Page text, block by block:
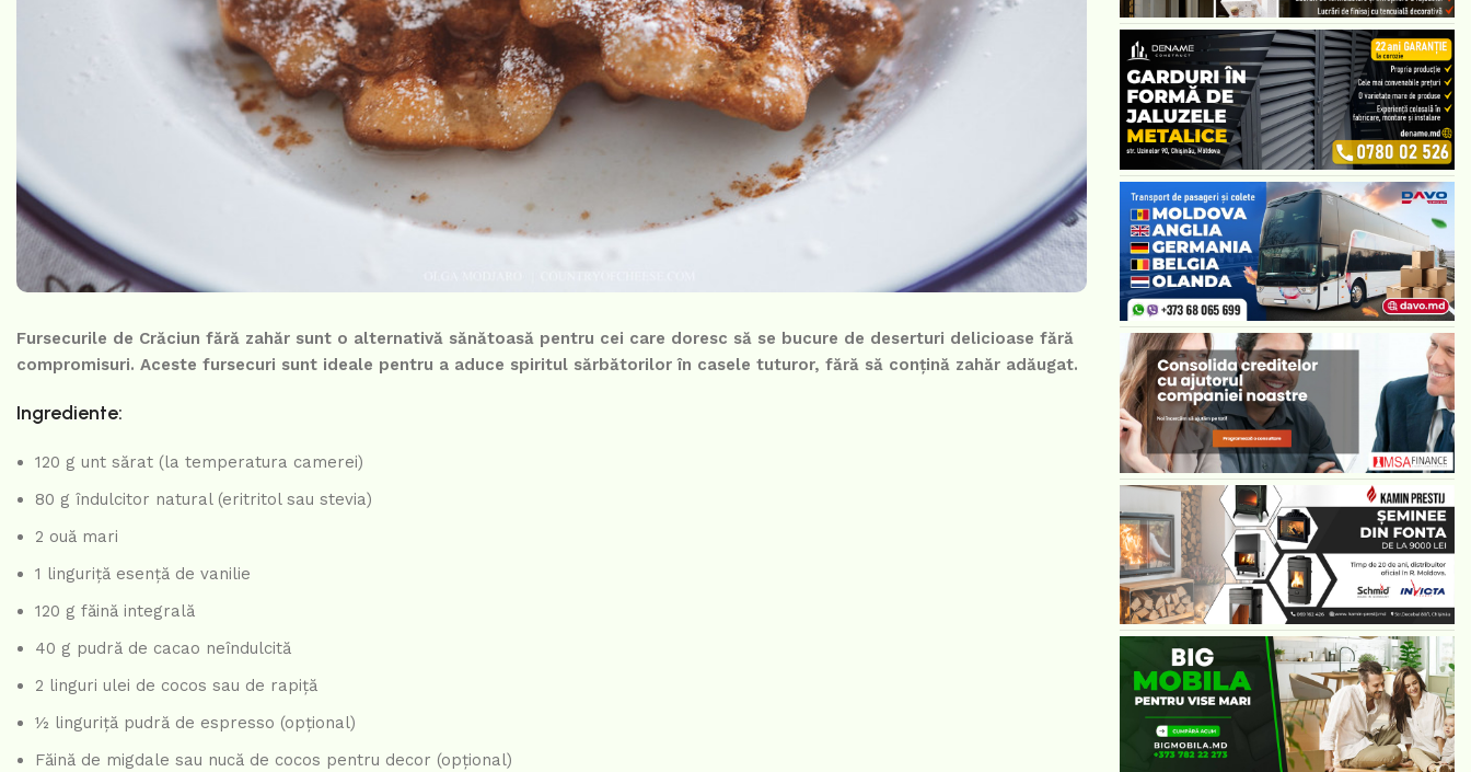
Fursecurile de Crăciun fără zahăr sunt o alternativă sănătoasă pentru cei care doresc să se bucure de deserturi delicioase fără
compromisuri. Aceste fursecuri sunt ideale pentru a aduce spiritul sărbătorilor în casele tuturor, fără să conțină zahăr adăugat.
Ingrediente:
120 g unt sărat (la temperatura camerei)
80 g îndulcitor natural (eritritol sau stevia)
2 ouă mari
1 linguriță esență de vanilie
120 g făină integrală
40 g pudră de cacao neîndulcită
2 linguri ulei de cocos sau de rapiță
½ linguriță pudră de espresso (opțional)
Făină de migdale sau nucă de cocos pentru decor (opțional)